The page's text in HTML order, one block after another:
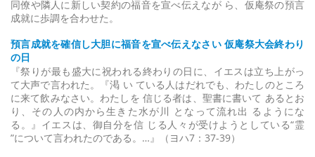
同僚や隣人に新しい契約の福音を宣べ伝えなが ら、仮庵祭の預言
成就に歩調を合わせた。
預言成就を確信し大胆に福音を宣べ伝えなさい 仮庵祭大会終わり
の日
『祭りが最も盛大に祝われる終わりの日に、イエスは立ち上がっ
て大声で言われた。『渇 い ている人はだれでも、わたしのところ
に来て飲みなさい。わたしを 信じる者は、聖書に書いて あるとお
り、その人の内から生きた水が川 となって流れ出 るようにな
る。』イエスは、御自分を信 じる人々が受けようとしている“霊
”について言われたのである。…』（ヨハ7：37-39）